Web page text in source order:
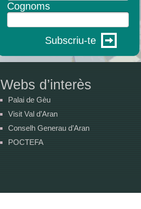
Cognoms
Subscriu-te
Webs d’interès
Palai de Gèu
Visit Val d’Aran
Conselh Generau d’Aran
POCTEFA